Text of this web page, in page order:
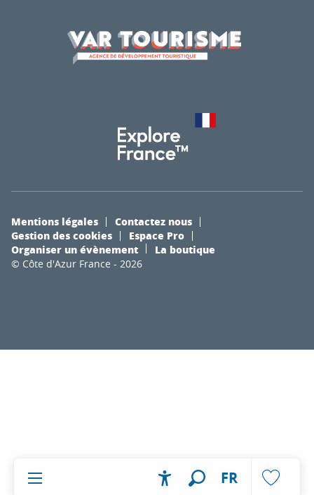
FR
© Côte d'Azur France - 2026
Mentions légales
Contactez nous
Gestion des cookies
Espace Pro
Organiser un évènement
La boutique